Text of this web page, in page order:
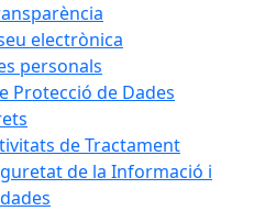
electrònica
personals
Protecció de Dades
de Tractament
de la Informació i